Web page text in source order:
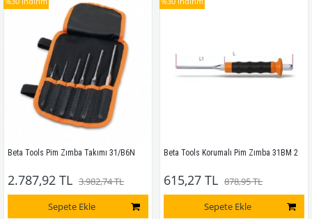
Beta Tools Pim Zımba Takımı 31/B6N
2.787,92 TL 3.982,74 TL
Sepete Ekle
Beta Tools Korumalı Pim Zımba 31BM 2
615,27 TL 878,95 TL
Sepete Ekle